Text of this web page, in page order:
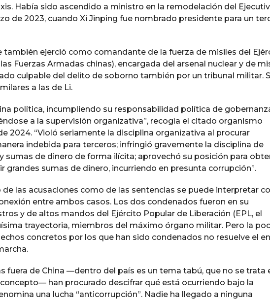
Había sido ascendido a ministro en la remodelación del
de 2023, cuando Xi Jinping fue nombrado presidente para un
también ejerció como comandante de la fuerza de misiles del
Fuerzas Armadas chinas), encargada del arsenal nuclear y de
culpable del delito de soborno también por un tribunal militar.
a las de Li.
política, incumpliendo su responsabilidad política de
a la supervisión organizativa”, recogía el citado organismo
2024. “Violó seriamente la disciplina organizativa al procurar
indebida para terceros; infringió gravemente la disciplina de
sumas de dinero de forma ilícita; aprovechó su posición para
grandes sumas de dinero, incurriendo en presunta corrupción”.
las acusaciones como de las sentencias se puede interpretar
entre ambos casos. Los dos condenados fueron en su
y de altos mandos del Ejército Popular de Liberación (EPL, el
trayectoria, miembros del máximo órgano militar. Pero la
concretos por los que han sido condenados no resuelve el
fuera de China —dentro del país es un tema tabú, que no se trata
han procurado descifrar qué está ocurriendo bajo la
una lucha “anticorrupción”. Nadie ha llegado a ninguna